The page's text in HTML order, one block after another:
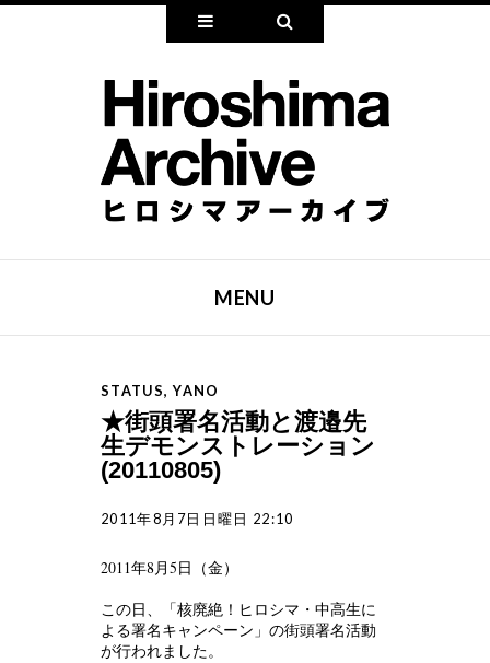
MENU
STATUS,YANO
★街頭署名活動と渡邉先
生デモンストレーション
(20110805)
2011年8月7日日曜日 22:10
2011年8月5日（金）
この日、「核廃絶！ヒロシマ・中高生に
よる署名キャンペーン」の街頭署名活動
が行われました。